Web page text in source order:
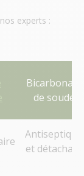
experts :
Bicarbonate
de soude
Antiseptique
et détachant